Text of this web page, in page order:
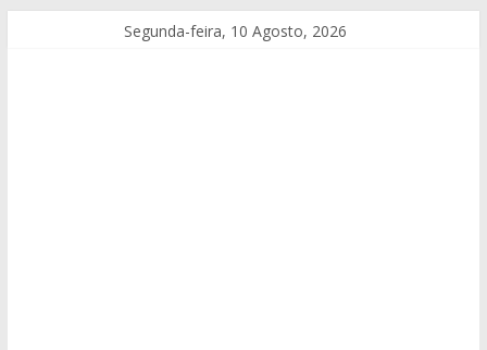
Segunda-feira, 10 Agosto, 2026